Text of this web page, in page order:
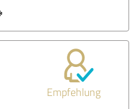
Empfehlung